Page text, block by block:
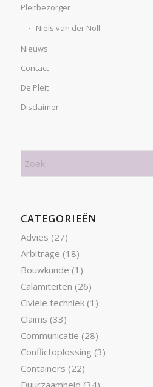
Pleitbezorger
Niels van der Noll
Nieuws
Contact
De Pleit
Disclaimer
CATEGORIEËN
Advies (27)
Arbitrage (18)
Bouwkunde (1)
Calamiteiten (26)
Civiele techniek(1)
Claims (33)
Communicatie (28)
Conflictoplossing (3)
Containers (22)
Duurzaamheid (34)